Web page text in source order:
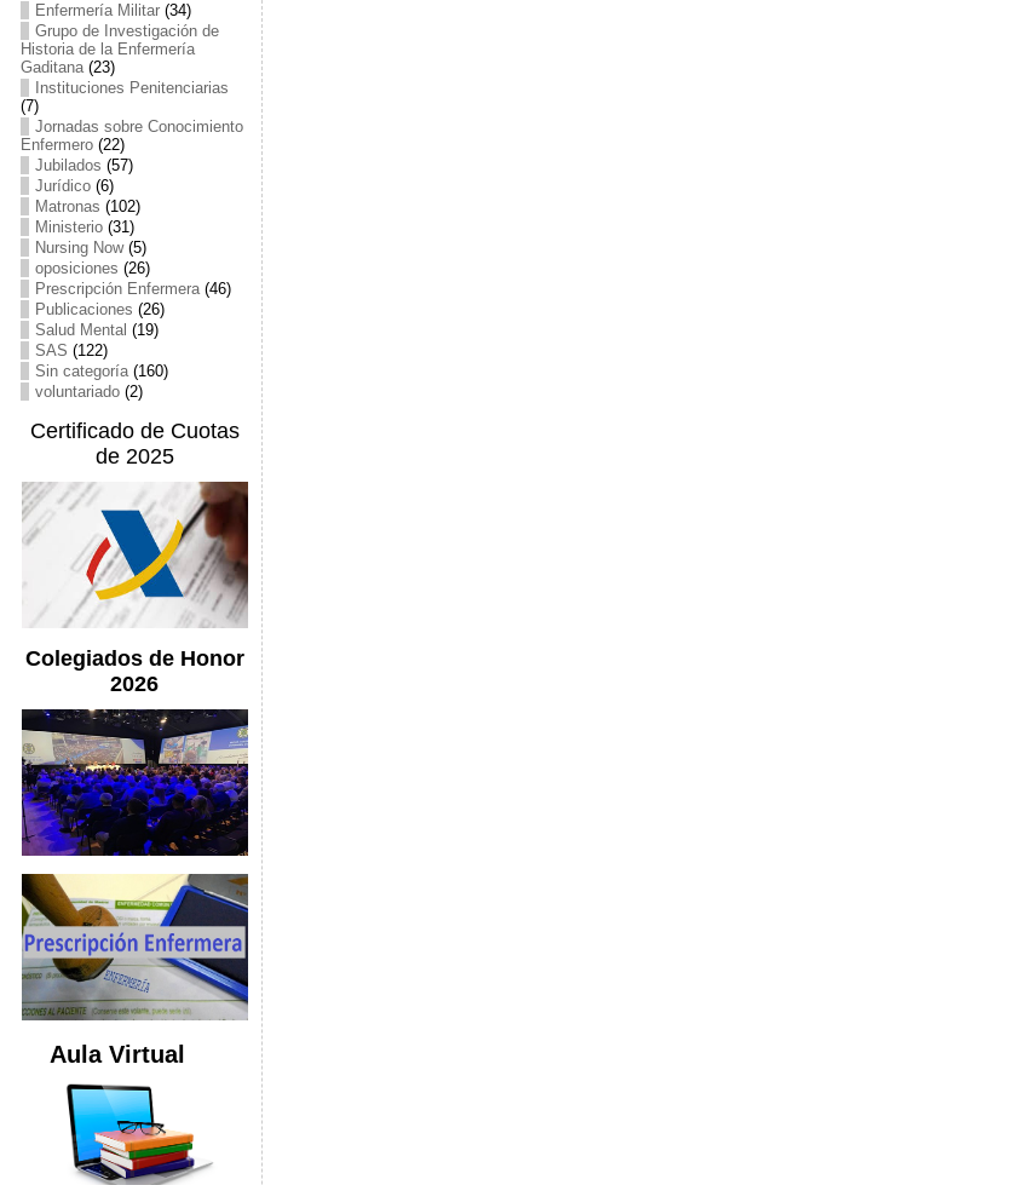
Enfermería Militar(34)
Grupo de Investigación de
Historia de la Enfermería
Gaditana(23)
Instituciones Penitenciarias
(7)
Jornadas sobre Conocimiento
Enfermero(22)
Jubilados (57)
Jurídico(6)
Matronas (102)
Ministerio(31)
Nursing Now(5)
oposiciones (26)
Prescripción Enfermera(46)
Publicaciones (26)
Salud Mental (19)
SAS (122)
Sin categoría(160)
voluntariado(2)
Certificado de Cuotas
de 2025
Colegiados de Honor
2026
Aula Virtual